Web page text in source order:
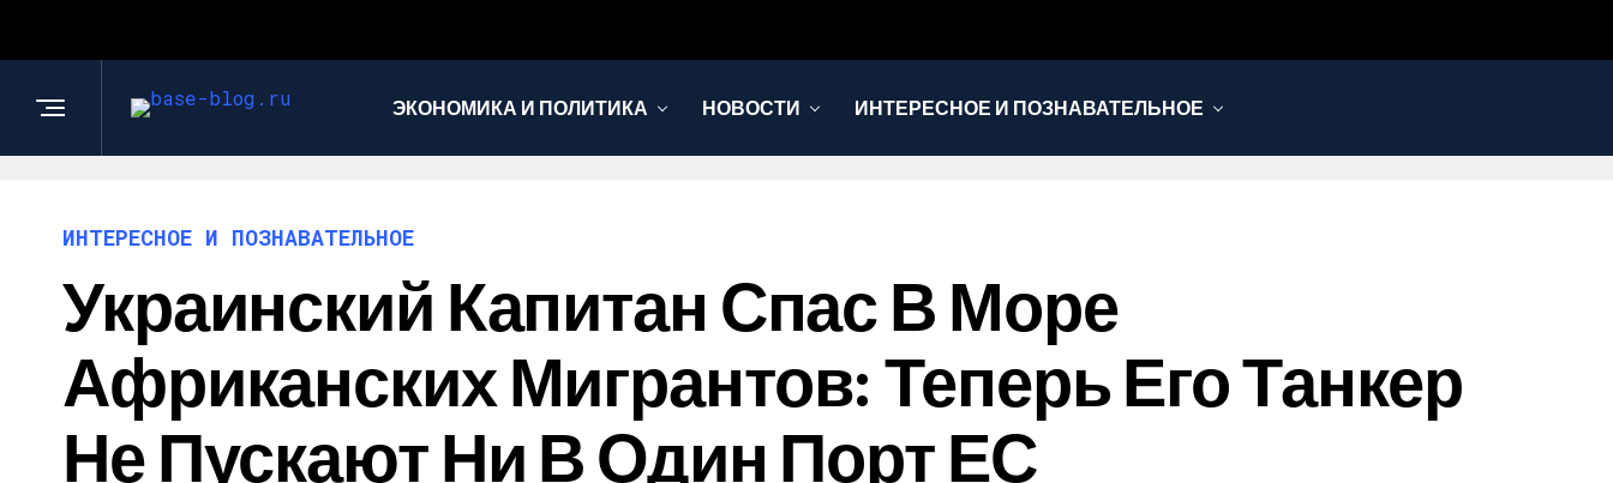
ЭКОНОМИКА И ПОЛИТИКА НОВОСТИ ИНТЕРЕСНОЕ И ПОЗНАВАТЕЛЬНОЕ
ИНТЕРЕСНОЕ И ПОЗНАВАТЕЛЬНОЕ
Украинский Капитан Спас В Море
Африканских Мигрантов: Теперь Его Танкер
Не Пускают Ни В Один Порт ЕС